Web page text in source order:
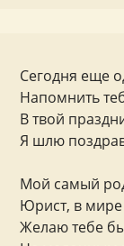
Сегодня еще
Напомнить
В твой
Я шлю
Мой самый
Юрист, в
Желаю тебе